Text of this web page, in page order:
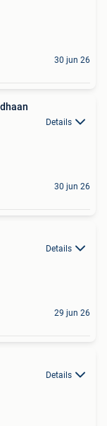
30 jun 26
Details
30 jun 26
Details
29 jun 26
Details